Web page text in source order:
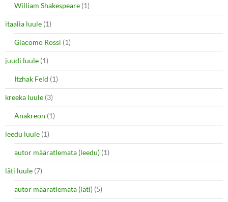
William Shakespeare (1)
itaalia luule (1)
Giacomo Rossi (1)
juudi luule (1)
Itzhak Feld (1)
kreeka luule (3)
Anakreon (1)
leedu luule (1)
autor määratlemata (leedu) (1)
läti luule (7)
autor määratlemata (läti) (5)